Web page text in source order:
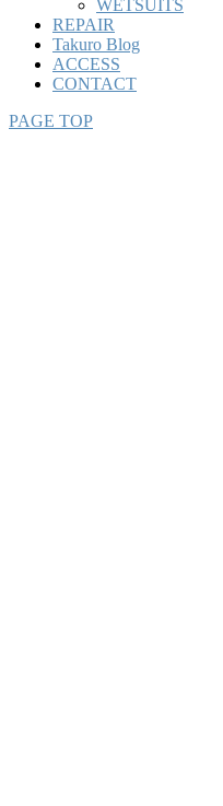
WETSUITS
REPAIR
Takuro Blog
ACCESS
CONTACT
PAGE TOP